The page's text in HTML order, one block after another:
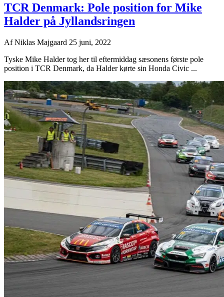
TCR Denmark: Pole position for Mike
Halder på Jyllandsringen
AfNiklas Majgaard 25 juni, 2022
Tyske Mike Halder tog her til eftermiddag sæsonens første pole
position i TCR Denmark, da Halder kørte sin Honda Civic ...